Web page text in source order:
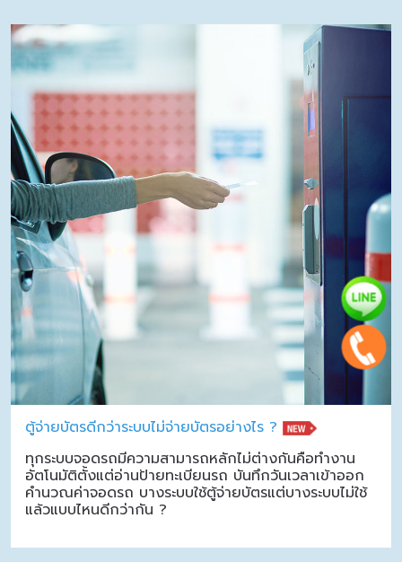
ตู้จ่ายบัตรดีกว่าระบบไม่จ่ายบัตรอย่างไร ?
ทุกระบบจอดรถมีความสามารถหลักไม่ต่างกันคือทำงาน
อัตโนมัติตั้งแต่อ่านป้ายทะเบียนรถ บันทึกวันเวลาเข้าออก
คำนวณค่าจอดรถ บางระบบใช้ตู้จ่ายบัตรแต่บางระบบไม่ใช้
แล้วแบบไหนดีกว่ากัน ?